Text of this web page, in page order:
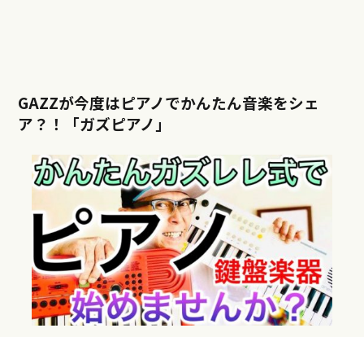
GAZZが今度はピアノでかんたん音楽をシェ
ア？！「ガズピアノ」